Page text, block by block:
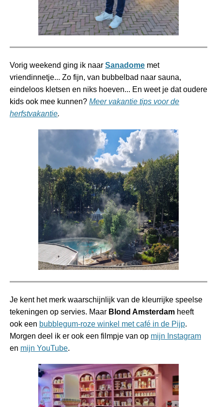
Vorig weekend ging ik naar Sanadome met
vriendinnetje... Zo fijn, van bubbelbad naar sauna,
eindeloos kletsen en niks hoeven... En weet je dat oudere
kids ook mee kunnen? Meer vakantie tips voor de
herfstvakantie.
Je kent het merk waarschijnlijk van de kleurrijke speelse
tekeningen op servies. Maar Blond Amsterdam heeft
ook een bubblegum-roze winkel met café in de Pijp.
Morgen deel ik er ook een filmpje van op mijn Instagram
en mijn YouTube.